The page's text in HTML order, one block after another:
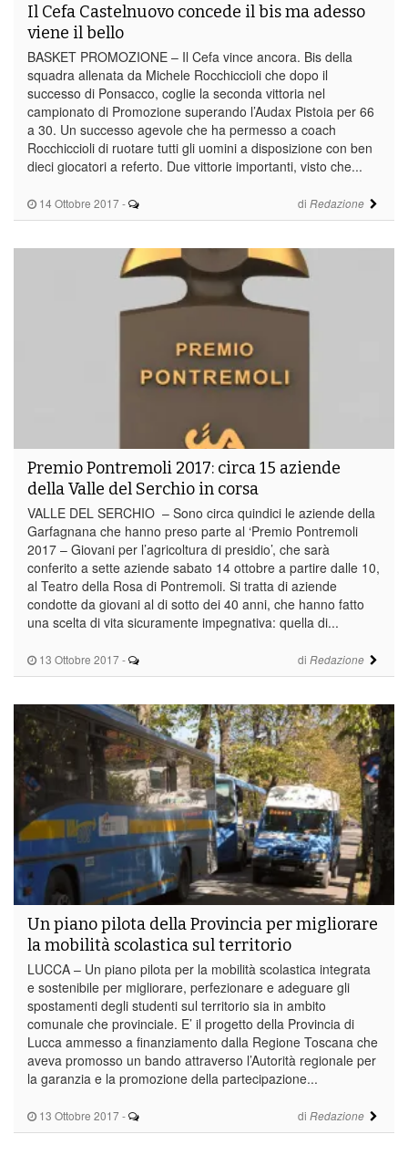
14 Ottobre 2017 - di Redazione
Il Cefa Castelnuovo concede il bis ma adesso
viene il bello
BASKET PROMOZIONE – Il Cefa vince ancora. Bis della
squadra allenata da Michele Rocchiccioli che dopo il
successo di Ponsacco, coglie la seconda vittoria nel
campionato di Promozione superando l’Audax Pistoia per 66
a 30. Un successo agevole che ha permesso a coach
Rocchiccioli di ruotare tutti gli uomini a disposizione con ben
dieci giocatori a referto. Due vittorie importanti, visto che...
13 Ottobre 2017 - di Redazione
Premio Pontremoli 2017: circa 15 aziende
della Valle del Serchio in corsa
VALLE DEL SERCHIO – Sono circa quindici le aziende della
Garfagnana che hanno preso parte al ‘Premio Pontremoli
2017 – Giovani per l’agricoltura di presidio’, che sarà
conferito a sette aziende sabato 14 ottobre a partire dalle 10,
al Teatro della Rosa di Pontremoli. Si tratta di aziende
condotte da giovani al di sotto dei 40 anni, che hanno fatto
una scelta di vita sicuramente impegnativa: quella di...
13 Ottobre 2017 - di Redazione
Un piano pilota della Provincia per migliorare
la mobilità scolastica sul territorio
LUCCA – Un piano pilota per la mobilità scolastica integrata
e sostenibile per migliorare, perfezionare e adeguare gli
spostamenti degli studenti sul territorio sia in ambito
comunale che provinciale. E’ il progetto della Provincia di
Lucca ammesso a finanziamento dalla Regione Toscana che
aveva promosso un bando attraverso l’Autorità regionale per
la garanzia e la promozione della partecipazione...